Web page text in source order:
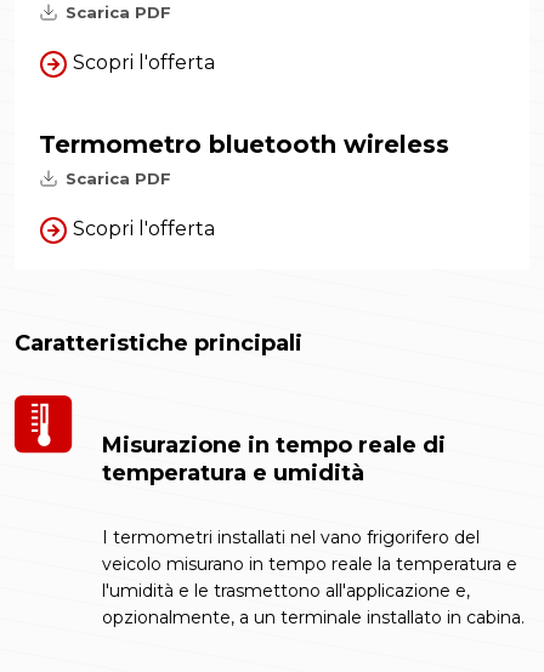
Scarica PDF
Scopri l'offerta
Termometro bluetooth wireless
Scarica PDF
Scopri l'offerta
Caratteristiche principali
Misurazione in tempo reale di
temperatura e umidità
I termometri installati nel vano frigorifero del
veicolo misurano in tempo reale la temperatura e
l'umidità e le trasmettono all'applicazione e,
opzionalmente, a un terminale installato in cabina.